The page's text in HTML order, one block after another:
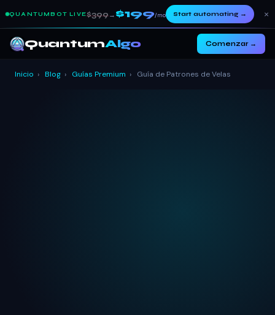
QUANTUMBOT LIVE$399→ $199/mo Start automating→ ×
QuantumAlgo Comenzar →
Inicio › Blog › Guías Premium › Guía de Patrones de Velas